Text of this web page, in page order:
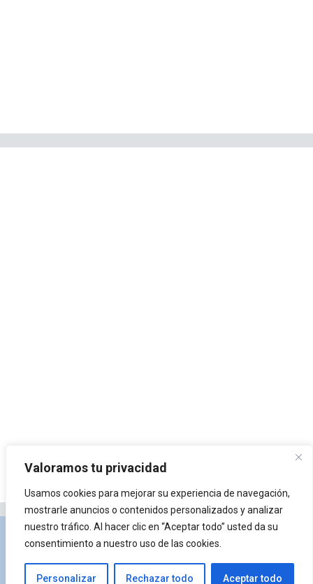
Valoramos tu privacidad
Usamos cookies para mejorar su experiencia de navegación,
mostrarle anuncios o contenidos personalizados y analizar
nuestro tráfico. Al hacer clic en “Aceptar todo” usted da su
consentimiento a nuestro uso de las cookies.
Personalizar Rechazar todo Aceptar todo
Privacidad y Política de Cookies Portal de
arquitectura Lista de Temas ¿Qué es Arkiplus?